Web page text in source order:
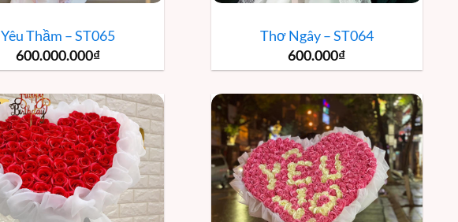
Yêu Thầm – ST065
600.000.000₫
Thơ Ngây – ST064
600.000₫